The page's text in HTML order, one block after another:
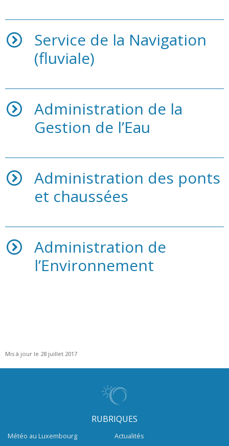
Service de la Navigation
(fluviale)
Administration de la
Gestion de l’Eau
Administration des ponts
et chaussées
Administration de
l’Environnement
Mis à jour le 28 juillet 2017
RUBRIQUES
Météo au Luxembourg
Actualités